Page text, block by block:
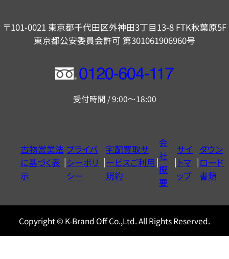
〒101-0021 東京都千代田区外神田3丁目13-8 FTK秋葉原5F
東京都公安委員会許可 第301061906960号
フ
ー
ヤ
ル
0120604117
受付時間 / 9:00～18:00
古物営業法
に基づく表
示
プライバ
シーポリ
シー
宅配買取サ
ービスご利用
規約
会
社
概
要
サイ
トマ
ップ
ダウン
ロード
書類
Copyright © K-Brand Off Co.,Ltd. All Rights Reserved.